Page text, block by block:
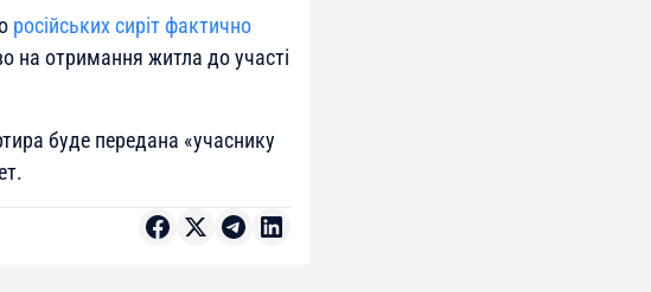
російських сиріт фактично
на отримання житла до участі
буде передана «учаснику